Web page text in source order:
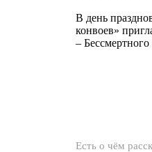
В день
конвоев»
–
Есть о чём